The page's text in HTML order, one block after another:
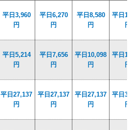
平日3,960
円
平日6,270
円
平日8,580
円
平日
円
平日5,214
円
平日7,656
円
平日10,098
円
平日
円
平日27,137
円
平日27,137
円
平日27,137
円
平日
円
平日3,960
円
平日6,270
円
平日8,580
円
平日
円
平日5,214
円
平日7,656
円
平日10,098
円
平日
円
平日27,137
円
平日27,137
円
平日27,137
円
平日
円